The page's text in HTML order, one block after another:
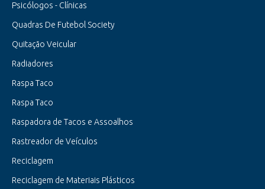
Psicólogos - Clínicas
Quadras De Futebol Society
Quitação Veicular
Radiadores
Raspa Taco
Raspa Taco
Raspadora de Tacos e Assoalhos
Rastreador de Veículos
Reciclagem
Reciclagem de Materiais Plásticos